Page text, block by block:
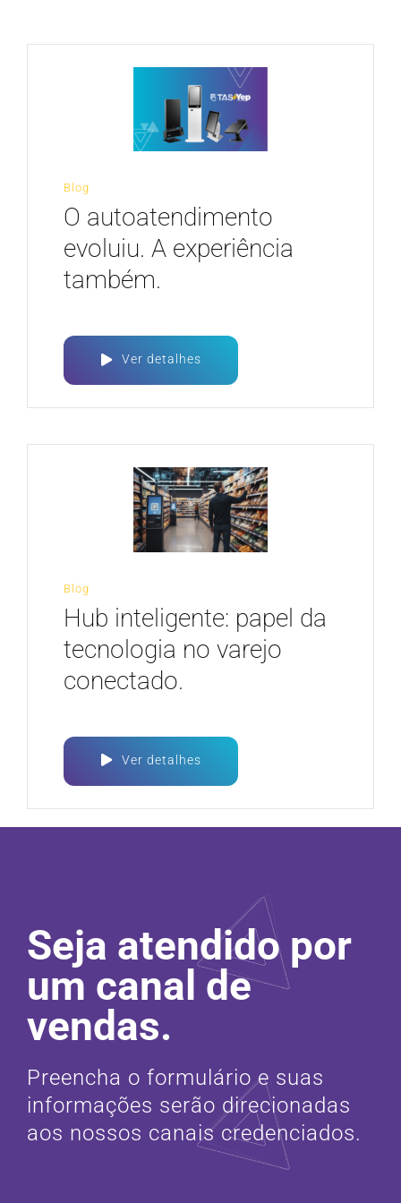
Blog
O autoatendimento
evoluiu. A experiência
também.
Ver detalhes
Blog
Hub inteligente: papel da
tecnologia no varejo
conectado.
Ver detalhes
Seja atendido por
um canal de
vendas.
Preencha o formulário e suas
informações serão direcionadas
aos nossos canais credenciados.